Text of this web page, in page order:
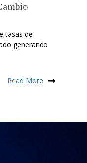
tasas de
generando
Read More